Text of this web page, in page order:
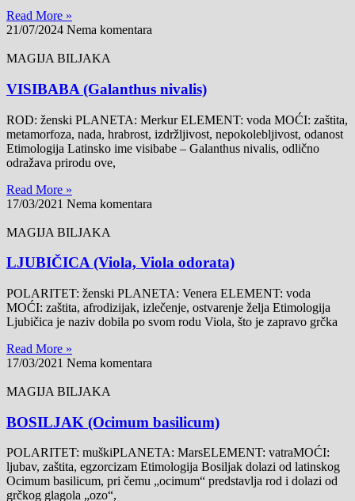
Read More »
21/07/2024 Nema komentara
MAGIJA BILJAKA
VISIBABA (Galanthus nivalis)
ROD: ženski PLANETA: Merkur ELEMENT: voda MOĆI: zaštita,
metamorfoza, nada, hrabrost, izdržljivost, nepokolebljivost, odanost
Etimologija Latinsko ime visibabe – Galanthus nivalis, odlično
odražava prirodu ove,
Read More »
17/03/2021 Nema komentara
MAGIJA BILJAKA
LJUBIČICA (Viola, Viola odorata)
POLARITET: ženski PLANETA: Venera ELEMENT: voda
MOĆI: zaštita, afrodizijak, izlečenje, ostvarenje želja Etimologija
Ljubičica je naziv dobila po svom rodu Viola, što je zapravo grčka
Read More »
17/03/2021 Nema komentara
MAGIJA BILJAKA
BOSILJAK (Ocimum basilicum)
POLARITET: muškiPLANETA: MarsELEMENT: vatraMOĆI:
ljubav, zaštita, egzorcizam Etimologija Bosiljak dolazi od latinskog
Ocimum basilicum, pri čemu „ocimum“ predstavlja rod i dolazi od
grčkog glagola „ozo“,